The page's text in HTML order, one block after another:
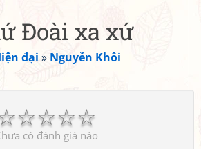
Đoài xa xứ
đại » Nguyễn Khôi
☆
☆
☆
☆
có đánh giá nào